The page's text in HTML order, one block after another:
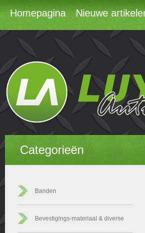
Homepagina Nieuwe
Categorieën
Banden
Bevestigings-materiaal & diverse